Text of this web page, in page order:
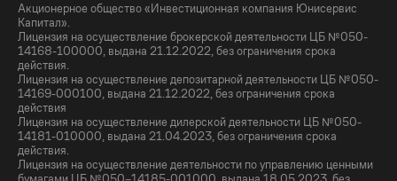
Акционерное общество «Инвестиционная компания Юнисервис
Капитал».
Лицензия на осуществление брокерской деятельности ЦБ №050-
14168-100000, выдана 21.12.2022, без ограничения срока
действия.
Лицензия на осуществление депозитарной деятельности ЦБ №050-
14169-000100, выдана 21.12.2022, без ограничения срока
действия
Лицензия на осуществление дилерской деятельности ЦБ №050-
14181-010000, выдана 21.04.2023, без ограничения срока
действия.
Лицензия на осуществление деятельности по управлению ценными